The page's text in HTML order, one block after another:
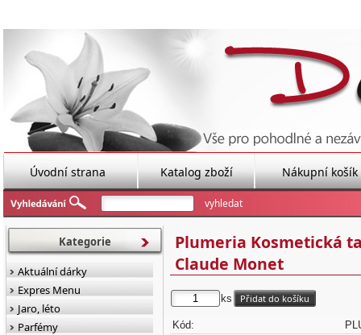
Úvodní strana Katalog zboží Nákupní košík
Plumeria Kosmetická
Claude Monet
ks
Kód:
Kategorie
Aktuální dárky
Expres Menu
Jaro, léto
Parfémy